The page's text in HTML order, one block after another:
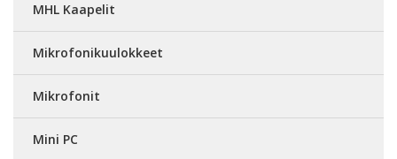
MHL Kaapelit
Mikrofonikuulokkeet
Mikrofonit
Mini PC